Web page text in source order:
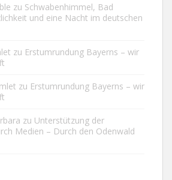
zu Schwabenhimmel, Bad
und eine Nacht im deutschen
zu Erstumrundung Bayerns – wir
zu Erstumrundung Bayerns – wir
zu Unterstützung der
Medien – Durch den Odenwald